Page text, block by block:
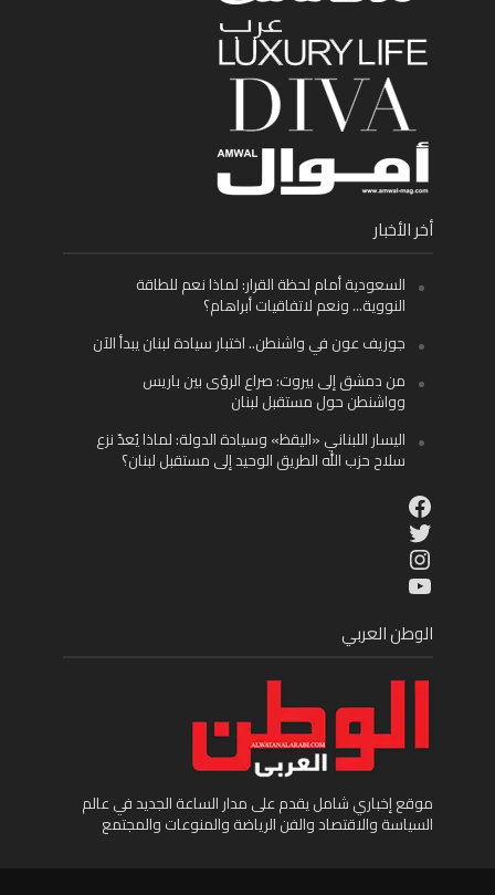
أخر الأخبار
السعودية أمام لحظة القرار: لماذا نعم للطاقة
النووية… ونعم لاتفاقيات أبراهام؟
جوزيف عون في واشنطن.. اختبار سيادة لبنان يبدأ الآن
من دمشق إلى بيروت: صراع الرؤى بين باريس
وواشنطن حول مستقبل لبنان
اليسار اللبناني «اليقظ» وسيادة الدولة: لماذا يُعدّ نزع
سلاح حزب الله الطريق الوحيد إلى مستقبل لبنان؟
Facebook
Twitter
Instagram
YouTube
الوطن العربي
موقع إخباري شامل يقدم على مدار الساعة الجديد في عالم
السياسة والاقتصاد والفن الرياضة والمنوعات والمجتمع